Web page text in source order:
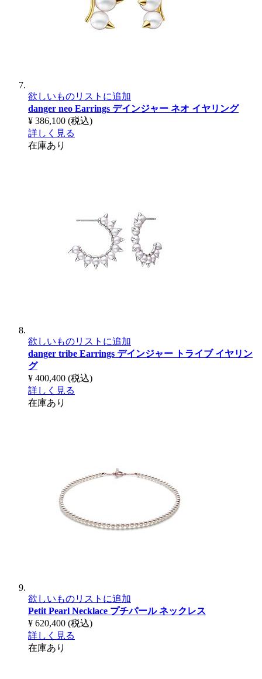
欲しいものリストに追加
danger neo Earrings デインジャー ネオ イヤリング
¥ 386,100 (税込)
詳しく見る
在庫あり
欲しいものリストに追加
danger tribe Earrings デインジャー トライブ イヤリン
グ
¥ 400,400 (税込)
詳しく見る
在庫あり
欲しいものリストに追加
Petit Pearl Necklace プチパール ネックレス
¥ 620,400 (税込)
詳しく見る
在庫あり